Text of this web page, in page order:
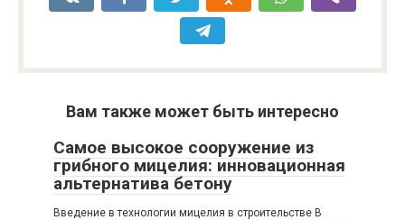
Вам также может быть интересно
Самое высокое сооружение из
грибного мицелия: инновационная
альтернатива бетону
Введение в технологии мицелия в строительстве В